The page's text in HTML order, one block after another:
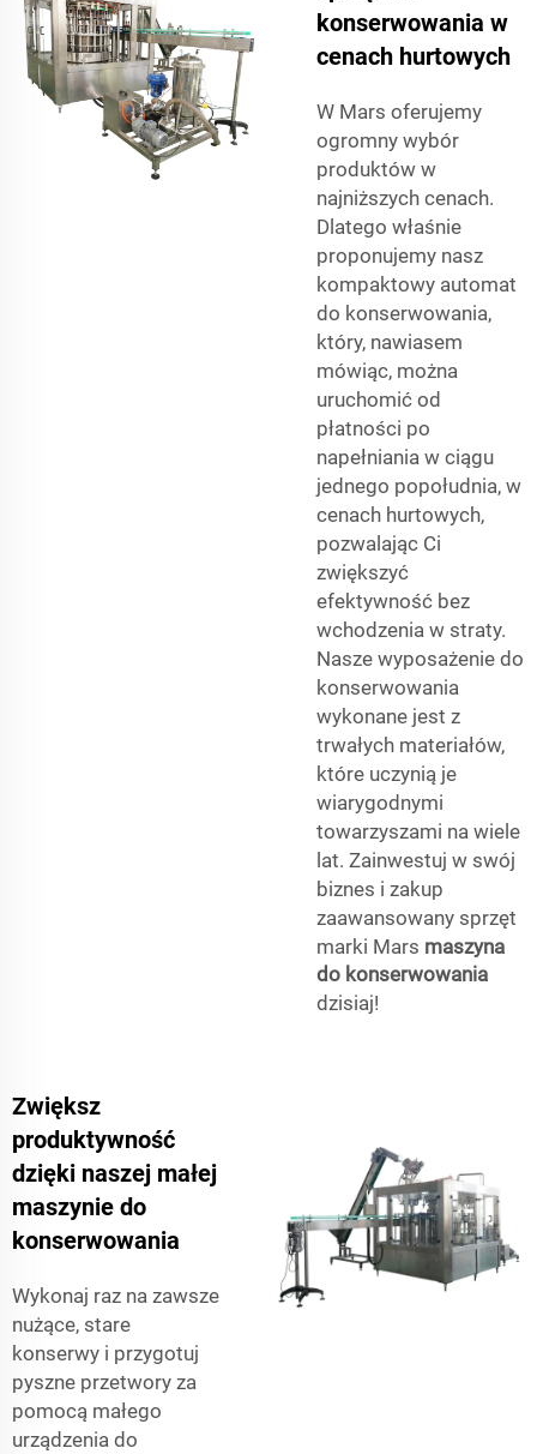
konserwowania w
cenach hurtowych
W Mars oferujemy
ogromny wybór
produktów w
najniższych cenach.
Dlatego właśnie
proponujemy nasz
kompaktowy automat
do konserwowania,
który, nawiasem
mówiąc, można
uruchomić od
płatności po
napełniania w ciągu
jednego popołudnia, w
cenach hurtowych,
pozwalając Ci
zwiększyć
efektywność bez
wchodzenia w straty.
Nasze wyposażenie do
konserwowania
wykonane jest z
trwałych materiałów,
które uczynią je
wiarygodnymi
towarzyszami na wiele
lat. Zainwestuj w swój
biznes i zakup
zaawansowany sprzęt
marki Mars maszyna
do konserwowania
dzisiaj!
Zwiększ
produktywność
dzięki naszej małej
maszynie do
konserwowania
Wykonaj raz na zawsze
nużące, stare
konserwy i przygotuj
pyszne przetwory za
pomocą małego
urządzenia do